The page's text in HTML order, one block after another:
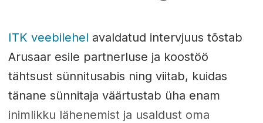
ITK veebilehel avaldatud intervjuus tõstab
Arusaar esile partnerluse ja koostöö
tähtsust sünnitusabis ning viitab, kuidas
tänane sünnitaja väärtustab üha enam
inimlikku lähenemist ja usaldust oma